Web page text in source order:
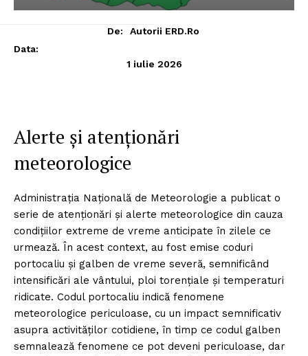
De:
Autorii ERD.ro
Data:
1 iulie 2026
Alerte și atenționări
meteorologice
Administrația Națională de Meteorologie a publicat o
serie de atenționări și alerte meteorologice din cauza
condițiilor extreme de vreme anticipate în zilele ce
urmează. În acest context, au fost emise coduri
portocaliu și galben de vreme severă, semnificând
intensificări ale vântului, ploi torențiale și temperaturi
ridicate. Codul portocaliu indică fenomene
meteorologice periculoase, cu un impact semnificativ
asupra activităților cotidiene, în timp ce codul galben
semnalează fenomene ce pot deveni periculoase, dar